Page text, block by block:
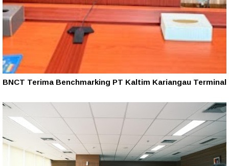
BNCT Terima Benchmarking PT Kaltim Kariangau Terminal